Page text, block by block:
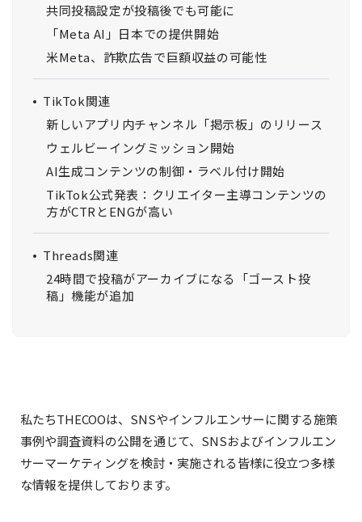
共同投稿設定が投稿後でも可能に
「Meta AI」日本での提供開始
米Meta、詐欺広告で巨額収益の可能性
TikTok関連
新しいアプリ内チャンネル「掲示板」のリリース
ウェルビーイングミッション開始
AI生成コンテンツの制御・ラベル付け開始
TikTok公式発表：クリエイター主導コンテンツの
方がCTRとENGが高い
Threads関連
24時間で投稿がアーカイブになる「ゴースト投
稿」機能が追加
私たちTHECOOは、SNSやインフルエンサーに関する施策
事例や調査資料の公開を通じて、SNSおよびインフルエン
サーマーケティングを検討・実施される皆様に役立つ多様
な情報を提供しております。